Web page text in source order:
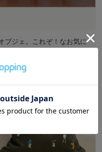
ブジェ。これぞ！なお気に